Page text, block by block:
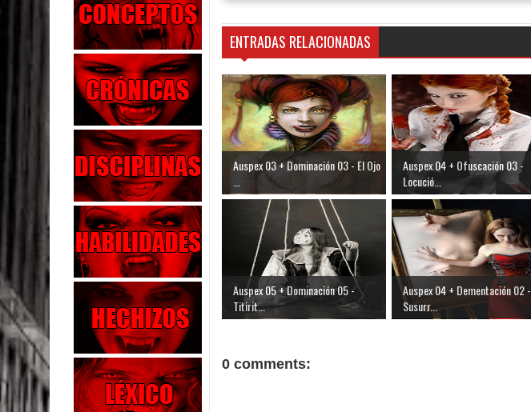
ENTRADAS RELACIONADAS
Auspex 03 + Dominación 03 - El Ojo
Auspex 04 + Ofuscación 03 -
Locució...
Auspex 05 + Dominación 05 -
Titirit...
Auspex 04 + Dementación 02 -
Susurr...
0 comments: